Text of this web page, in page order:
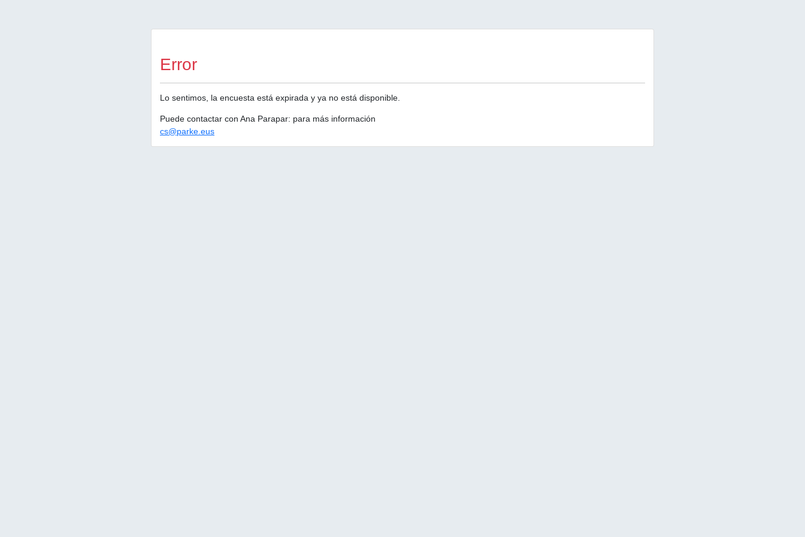
Error
Lo sentimos, la encuesta está expirada y ya no está disponible.
Puede contactar con Ana Parapar: para más información
cs@parke.eus